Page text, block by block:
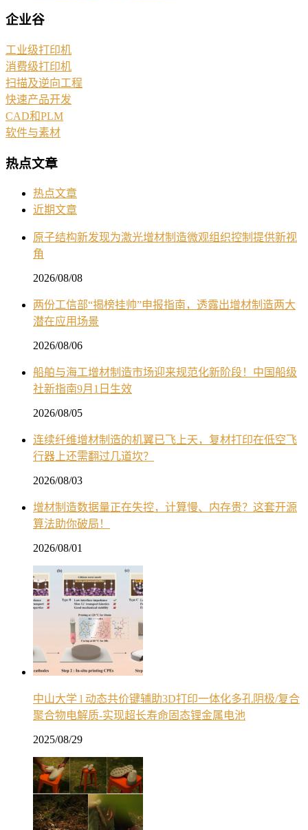
企业谷
工业级打印机
消费级打印机
扫描及逆向工程
快速产品开发
CAD和PLM
软件与素材
热点文章
热点文章
近期文章
原子结构新发现为激光增材制造微观组织控制提供新视
角
2026/08/08
两份工信部“揭榜挂帅”申报指南，透露出增材制造两大
潜在应用场景
2026/08/06
船舶与海工增材制造市场迎来规范化新阶段！中国船级
社新指南9月1日生效
2026/08/05
连续纤维增材制造的机翼已飞上天，复材打印在低空飞
行器上还需翻过几道坎？
2026/08/03
增材制造数据量正在失控，计算慢、内存贵？这套开源
算法助你破局！
2026/08/01
中山大学 l 动态共价键辅助3D打印一体化多孔阴极/复合
聚合物电解质-实现超长寿命固态锂金属电池
2025/08/29